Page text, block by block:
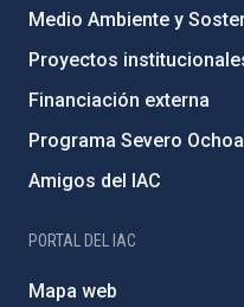
Medio Ambiente y
Proyectos
Financiación externa
Programa Severo Ochoa
Amigos del IAC
PORTAL DEL IAC
Mapa web